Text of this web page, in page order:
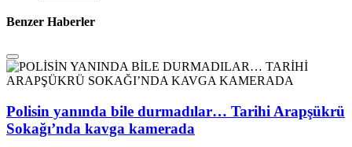
Benzer Haberler
Polisin yanında bile durmadılar… Tarihi Arapşükrü
Sokağı’nda kavga kamerada